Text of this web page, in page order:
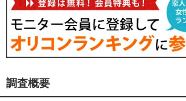
調査概要